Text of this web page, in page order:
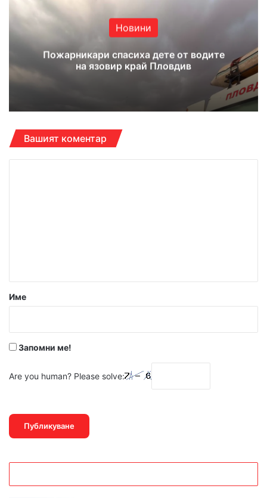
Новини
Пожарникари спасиха дете от водите
на язовир край Пловдив
Вашият коментар
р
Име
Запомни ме!
Are you human? Please solve: